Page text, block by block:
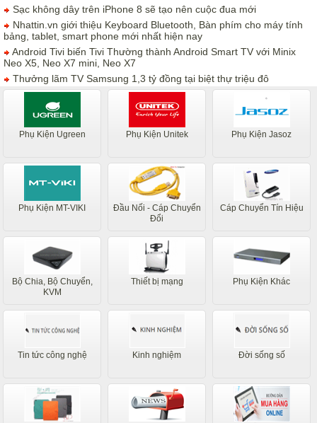
Sạc không dây trên iPhone 8 sẽ tạo nên cuộc đua mới
Nhattin.vn giới thiệu Keyboard Bluetooth, Bàn phím cho máy tính
bảng, tablet, smart phone mới nhất hiện nay
Android Tivi biến Tivi Thường thành Android Smart TV với Minix
Neo X5, Neo X7 mini, Neo X7
Thưởng lãm TV Samsung 1,3 tỷ đồng tại biệt thự triệu đô
Phụ Kiện Ugreen Phụ Kiện Unitek Phụ Kiện Jasoz
Phụ Kiện MT-VIKI
Đầu Nối - Cáp Chuyển
Đổi
Cáp Chuyển Tín Hiệu
Bộ Chia, Bộ Chuyển,
KVM
Thiết bị mạng Phụ Kiện Khác
Tin tức công nghệ Kinh nghiệm Đời sống số